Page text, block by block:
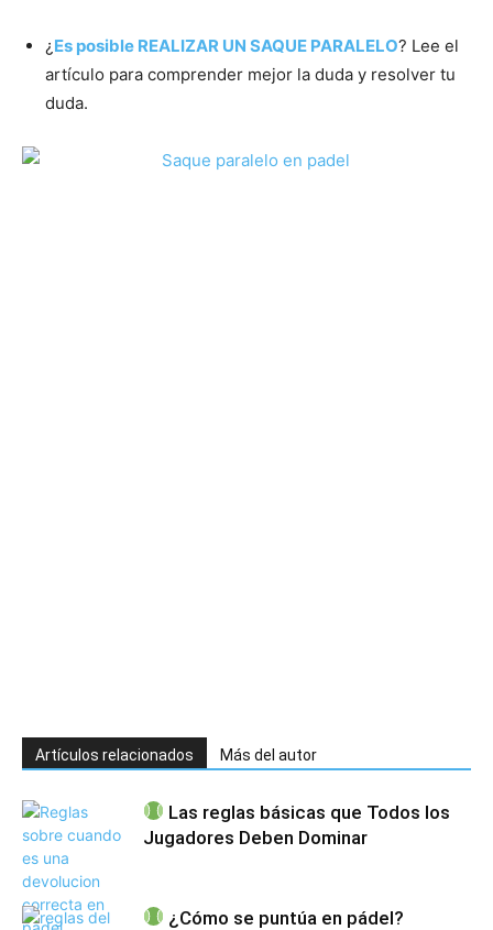
¿ Es posible REALIZAR UN SAQUE PARALELO? Lee el
artículo para comprender mejor la duda y resolver tu
duda.
Artículos relacionados Más del autor
Las reglas básicas que Todos los
Jugadores Deben Dominar
¿Cómo se puntúa en pádel?